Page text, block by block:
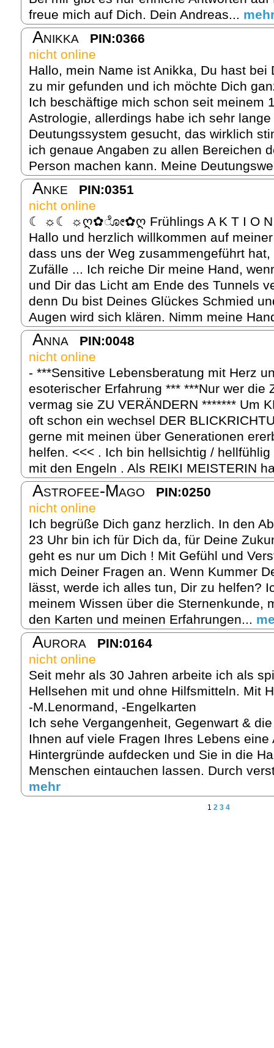
freue mich auf Dich. Dein Andreas...
Anikka
PIN:0366
nicht online
Hallo, mein Name ist Anikka, Du hast bei
zu mir gefunden und ich möchte Dich
Ich beschäftige mich schon seit meinem
Astrologie, allerdings habe ich sehr
Deutungssystem gesucht, das wirklich
ich genaue Angaben zu allen Bereichen
Person machen kann. Meine
Anke
PIN:0351
nicht online
☾ ☼☾ ☼ღ✿ೋ✿ღ Frühlings A K T I
Hallo und herzlich willkommen auf
dass uns der Weg zusammengeführt
Zufälle ... Ich reiche Dir meine Hand,
und Dir das Licht am Ende des Tunnels
denn Du bist Deines Glückes Schmied
Augen wird sich klären. Nimm meine
Anna
PIN:0048
nicht online
- ***Sensitive Lebensberatung mit Herz
esoterischer Erfahrung *** ***Nur wer die
vermag sie ZU VERÄNDERN ******* Um
oft schon ein wechsel DER
gerne mit meinen über Generationen
helfen. <<< . Ich bin hellsichtig /
mit den Engeln . Als REIKI MEISTERIN
Astrofee-Mago
PIN:0250
nicht online
Ich begrüße Dich ganz herzlich. In den
23 Uhr bin ich für Dich da, für Deine
geht es nur um Dich ! Mit Gefühl und
mich Deiner Fragen an. Wenn Kummer
lässt, werde ich alles tun, Dir zu helfen?
meinem Wissen über die Sternenkunde,
den Karten und meinen Erfahrungen...
Aurora
PIN:0164
nicht online
Seit mehr als 30 Jahren arbeite ich als
Hellsehen mit und ohne Hilfsmitteln. Mit
-M.Lenormand, -Engelkarten
Ich sehe Vergangenheit, Gegenwart &
Ihnen auf viele Fragen Ihres Lebens eine
Hintergründe aufdecken und Sie in die
Menschen eintauchen lassen. Durch
mehr
1 2 3 4